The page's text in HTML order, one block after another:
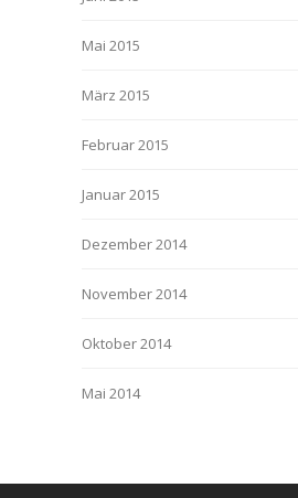
Mai 2015
März 2015
Februar 2015
Januar 2015
Dezember 2014
November 2014
Oktober 2014
Mai 2014